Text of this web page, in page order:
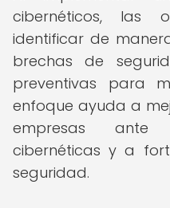
cibernéticos, las
identificar de
brechas de
preventivas para
enfoque ayuda a
empresas ante
cibernéticas y a
seguridad.